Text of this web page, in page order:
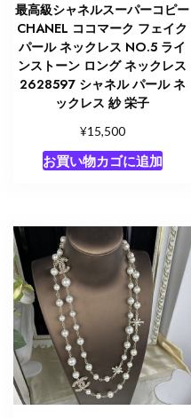
最高級シャネルスーパーコピー
CHANEL ココマーク フェイク
パール ネックレス NO.5 ライ
ンストーン ロング ネックレス
2628597 シャネル パール ネ
ックレス 紗 栄子
¥15,500
お買い物カゴに追加